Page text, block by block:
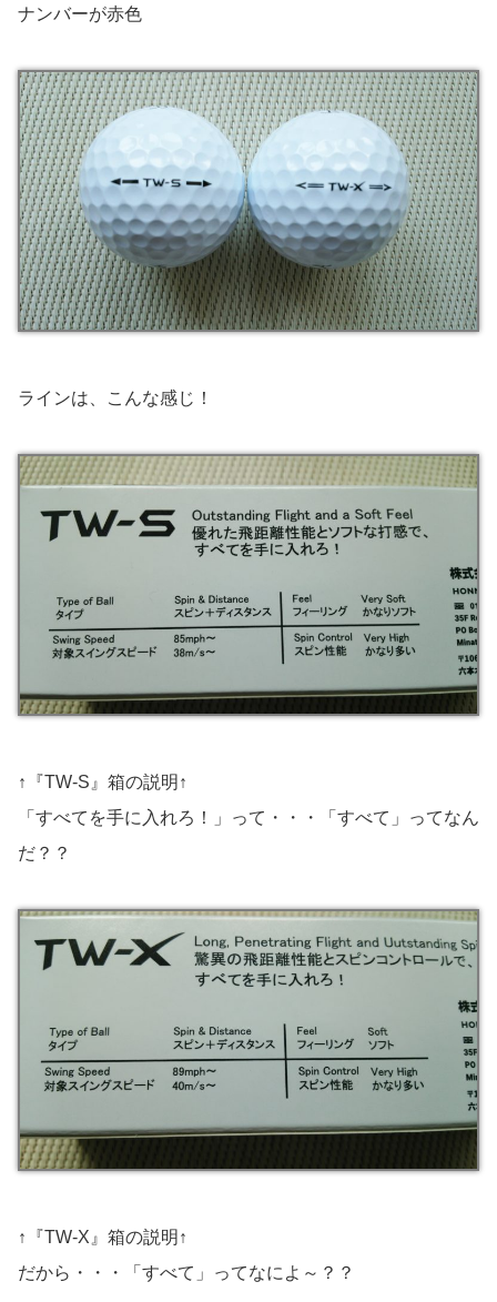
ナンバーが赤色
ラインは、こんな感じ！
↑『TW-S』箱の説明↑
「すべてを手に入れろ！」って・・・「すべて」ってなん
だ？？
↑『TW-X』箱の説明↑
だから・・・「すべて」ってなによ～？？